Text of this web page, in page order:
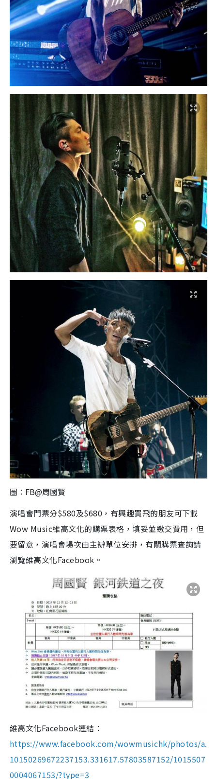
圖：FB@周國賢
演唱會門票分$580及$680，有興趣買飛的朋友可下載
Wow Music維高文化的購票表格，填妥並繳交費用，但
要留意，演唱會場次由主辦單位安排，有關購票查詢請
瀏覽維高文化Facebook。
維高文化Facebook連結：
https://www.facebook.com/wowmusichk/photos/a.
10150269672237153.331617.57803587152/1015507
0004067153/?type=3